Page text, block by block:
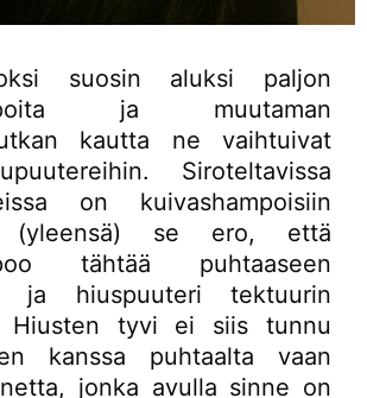
suosin aluksi paljon
ja muutaman
kautta ne vaihtuivat
Siroteltavissa
on kuivashampoisiin
(yleensä) se ero, että
tähtää puhtaaseen
ja hiuspuuteri tektuurin
Hiusten tyvi ei siis tunnu
kanssa puhtaalta vaan
jonka avulla sinne on